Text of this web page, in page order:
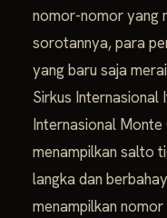
nomor-nomor yang
sorotannya, para
yang baru saja
Sirkus Internasional
Internasional
menampilkan salto
langka dan
menampilkan